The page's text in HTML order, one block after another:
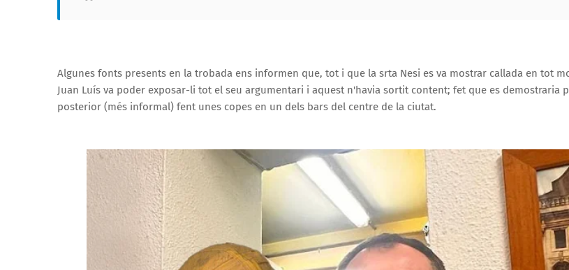
Algunes fonts presents en la trobada ens informen que, tot i que la srta Nesi es va mostrar callada en tot
Juan Luís va poder exposar-li tot el seu argumentari i aquest n'havia sortit content; fet que es demostraria
posterior (més informal) fent unes copes en un dels bars del centre de la ciutat.